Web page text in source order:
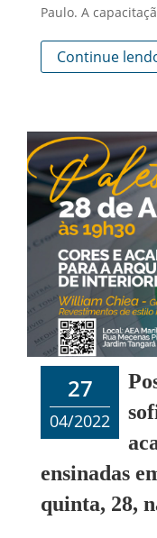
Paulo. A
Continue
27
04/2022
ensinadas
quinta, 28,